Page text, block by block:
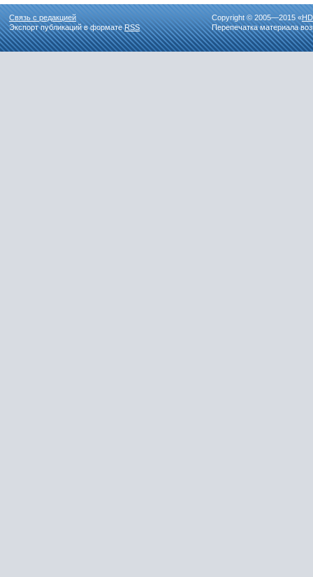
Связь с редакцией
Экспорт публикаций в форматеRSS
Copyright © 2005—2015 «
Перепечатка материала